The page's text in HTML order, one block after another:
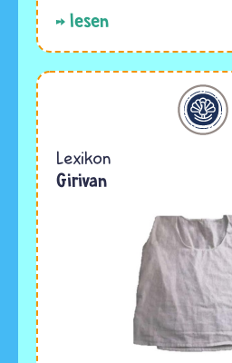
lesen
Jesidentum
Lexikon
Girivan